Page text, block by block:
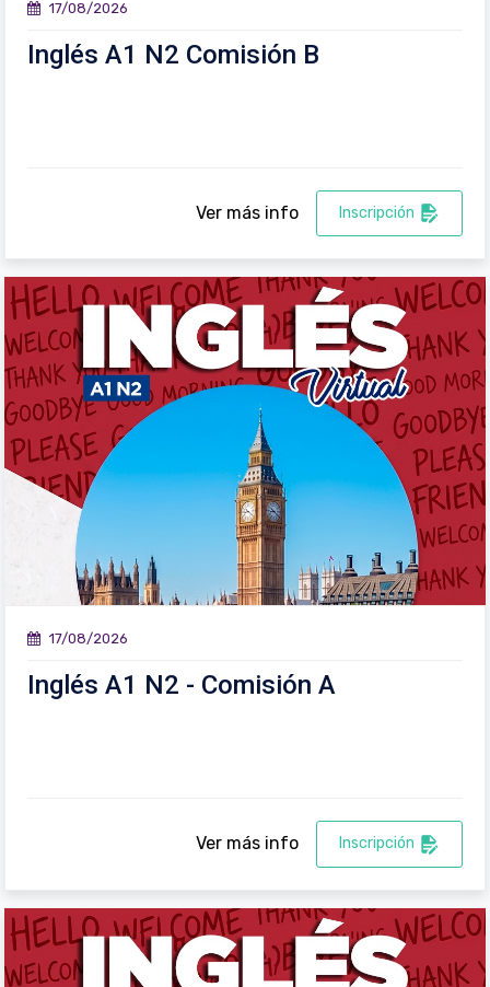
17/08/2026
Inglés A1 N2 Comisión B
Ver más info Inscripción
17/08/2026
Inglés A1 N2 - Comisión A
Ver más info Inscripción